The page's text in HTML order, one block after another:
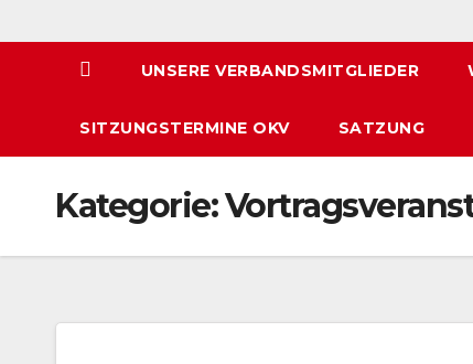
UNSERE VERBANDSMITGLIEDER
SITZUNGSTERMINE OKV SATZUNG
Kategorie: